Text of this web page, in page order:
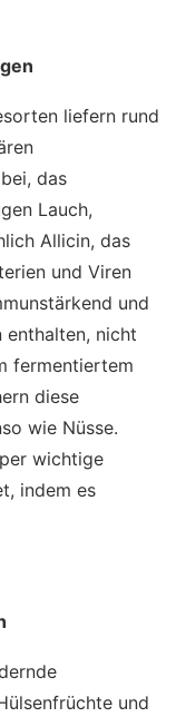
liefern rund
das
Lauch,
Allicin, das
und Viren
und
enthalten, nicht
fermentiertem
diese
wie Nüsse.
wichtige
indem es
und